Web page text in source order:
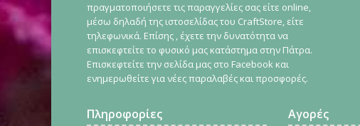
πραγματοποιήσετε τις παραγγελίες σας είτε online,
μέσω δηλαδή της ιστοσελίδας του CraftStore, είτε
τηλεφωνικά. Επίσης , έχετε την δυνατότητα να
επισκεφτείτε το φυσικό μας κατάστημα στην Πάτρα.
Επισκεφτείτε την σελίδα μας στο Facebook και
ενημερωθείτε για νέες παραλαβές και προσφορές.
Πληροφορίες Αγορές